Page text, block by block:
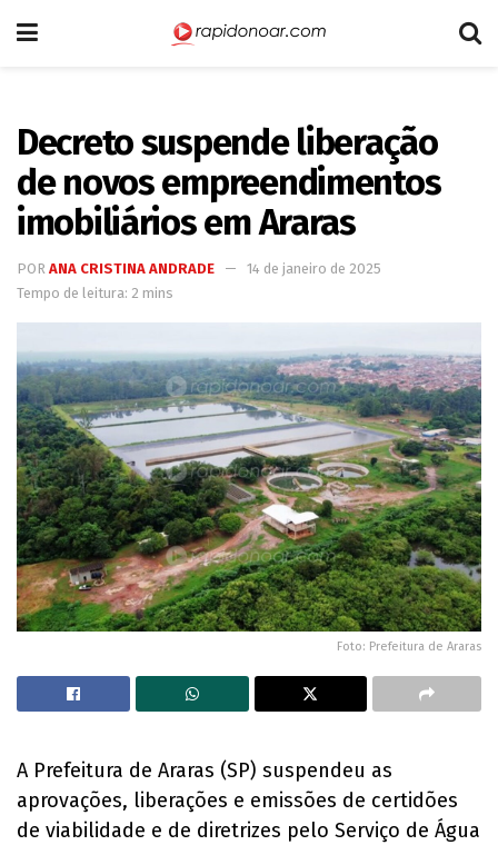
Decreto suspende liberação
de novos empreendimentos
imobiliários em Araras
POR ANA CRISTINA ANDRADE
14 de janeiro de 2025
Tempo de leitura: 2 mins
Foto: Prefeitura de Araras
A Prefeitura de Araras (SP) suspendeu as
aprovações, liberações e emissões de certidões
de viabilidade e de diretrizes pelo Serviço de Água